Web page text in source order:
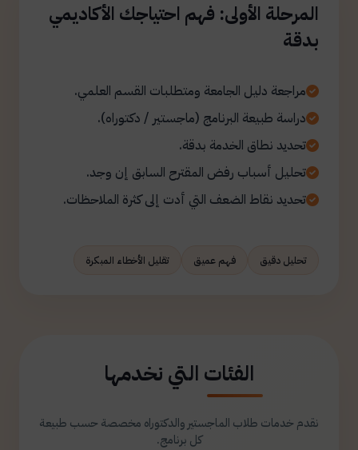
المرحلة الأولى: فهم احتياجك الأكاديمي
بدقة
مراجعة دليل الجامعة ومتطلبات القسم العلمي.
دراسة طبيعة البرنامج (ماجستير / دكتوراه).
تحديد نطاق الخدمة بدقة.
تحليل أسباب رفض المقترح السابق إن وجد.
تحديد نقاط الضعف التي أدت إلى كثرة الملاحظات.
تحليل دقيق فهم عميق تقليل الأخطاء المبكرة
الفئات التي نخدمها
نقدم خدمات طلاب الماجستير والدكتوراه مخصصة حسب طبيعة
كل برنامج.